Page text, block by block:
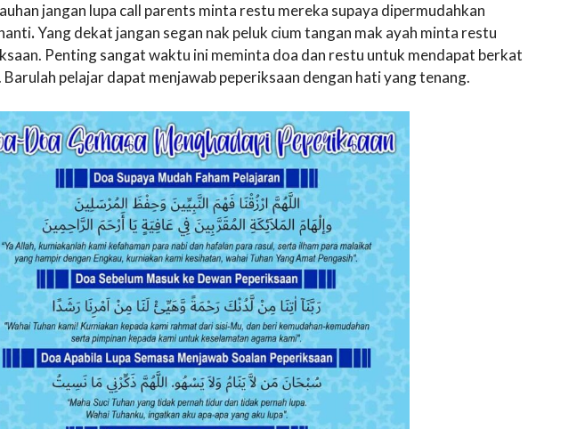
jangan lupa call parents minta restu mereka supaya dipermudahkan
.Yang dekat jangan segan nak peluk cium tangan mak ayah minta restu
Penting sangat waktu ini meminta doa dan restu untuk mendapat berkat
Barulah pelajar dapat menjawab peperiksaan dengan hati yang tenang.